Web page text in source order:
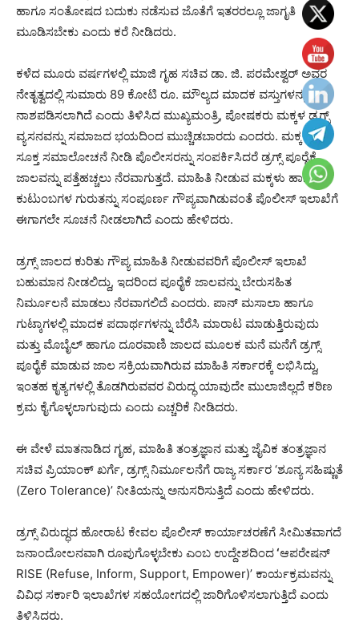
ಹಾಗೂ ಸಂತೋಷದ ಬದುಕು ನಡೆಸುವ ಜೊತೆಗೆ ಇತರರಲ್ಲೂ ಜಾಗೃತಿ
ಮೂಡಿಸಬೇಕು ಎಂದು ಕರೆ ನೀಡಿದರು.
ಕಳೆದ ಮೂರು ವರ್ಷಗಳಲ್ಲಿ ಮಾಜಿ ಗೃಹ ಸಚಿವ ಡಾ. ಜಿ. ಪರಮೇಶ್ವರ್ ಅವರ
ನೇತೃತ್ವದಲ್ಲಿ ಸುಮಾರು 89 ಕೋಟಿ ರೂ. ಮೌಲ್ಯದ ಮಾದಕ ವಸ್ತುಗಳನ್ನು
ನಾಶಪಡಿಸಲಾಗಿದೆ ಎಂದು ತಿಳಿಸಿದ ಮುಖ್ಯಮಂತ್ರಿ, ಪೋಷಕರು ಮಕ್ಕಳ ಡ್ರಗ್ಸ್
ವ್ಯಸನವನ್ನು ಸಮಾಜದ ಭಯದಿಂದ ಮುಚ್ಚಿಡಬಾರದು ಎಂದರು. ಮಕ್ಕಳಿಗೆ
ಸೂಕ್ತ ಸಮಾಲೋಚನೆ ನೀಡಿ ಪೊಲೀಸರನ್ನು ಸಂಪರ್ಕಿಸಿದರೆ ಡ್ರಗ್ಸ್ ಪೂರೈಕೆ
ಜಾಲವನ್ನು ಪತ್ತೆಹಚ್ಚಲು ನೆರವಾಗುತ್ತದೆ. ಮಾಹಿತಿ ನೀಡುವ ಮಕ್ಕಳು ಹಾಗೂ
ಕುಟುಂಬಗಳ ಗುರುತನ್ನು ಸಂಪೂರ್ಣ ಗೌಪ್ಯವಾಗಿಡುವಂತೆ ಪೊಲೀಸ್ ಇಲಾಖೆಗೆ
ಈಗಾಗಲೇ ಸೂಚನೆ ನೀಡಲಾಗಿದೆ ಎಂದು ಹೇಳಿದರು.
ಡ್ರಗ್ಸ್ ಜಾಲದ ಕುರಿತು ಗೌಪ್ಯ ಮಾಹಿತಿ ನೀಡುವವರಿಗೆ ಪೊಲೀಸ್ ಇಲಾಖೆ
ಬಹುಮಾನ ನೀಡಲಿದ್ದು, ಇದರಿಂದ ಪೂರೈಕೆ ಜಾಲವನ್ನು ಬೇರುಸಹಿತ
ನಿರ್ಮೂಲನೆ ಮಾಡಲು ನೆರವಾಗಲಿದೆ ಎಂದರು. ಪಾನ್ ಮಸಾಲಾ ಹಾಗೂ
ಗುಟ್ಕಾಗಳಲ್ಲಿ ಮಾದಕ ಪದಾರ್ಥಗಳನ್ನು ಬೆರೆಸಿ ಮಾರಾಟ ಮಾಡುತ್ತಿರುವುದು
ಮತ್ತು ಮೊಬೈಲ್ ಹಾಗೂ ದೂರವಾಣಿ ಜಾಲದ ಮೂಲಕ ಮನೆ ಮನೆಗೆ ಡ್ರಗ್ಸ್
ಪೂರೈಕೆ ಮಾಡುವ ಜಾಲ ಸಕ್ರಿಯವಾಗಿರುವ ಮಾಹಿತಿ ಸರ್ಕಾರಕ್ಕೆ ಲಭಿಸಿದ್ದು,
ಇಂತಹ ಕೃತ್ಯಗಳಲ್ಲಿ ತೊಡಗಿರುವವರ ವಿರುದ್ಧ ಯಾವುದೇ ಮುಲಾಜಿಲ್ಲದೆ ಕಠಿಣ
ಕ್ರಮ ಕೈಗೊಳ್ಳಲಾಗುವುದು ಎಂದು ಎಚ್ಚರಿಕೆ ನೀಡಿದರು.
ಈ ವೇಳೆ ಮಾತನಾಡಿದ ಗೃಹ, ಮಾಹಿತಿ ತಂತ್ರಜ್ಞಾನ ಮತ್ತು ಜೈವಿಕ ತಂತ್ರಜ್ಞಾನ
ಸಚಿವ ಪ್ರಿಯಾಂಕ್ ಖರ್ಗೆ, ಡ್ರಗ್ಸ್ ನಿರ್ಮೂಲನೆಗೆ ರಾಜ್ಯ ಸರ್ಕಾರ ‘ಶೂನ್ಯ ಸಹಿಷ್ಣುತೆ
(Zero Tolerance)’ ನೀತಿಯನ್ನು ಅನುಸರಿಸುತ್ತಿದೆ ಎಂದು ಹೇಳಿದರು.
ಡ್ರಗ್ಸ್ ವಿರುದ್ಧದ ಹೋರಾಟ ಕೇವಲ ಪೊಲೀಸ್ ಕಾರ್ಯಾಚರಣೆಗೆ ಸೀಮಿತವಾಗದೆ
ಜನಾಂದೋಲನವಾಗಿ ರೂಪುಗೊಳ್ಳಬೇಕು ಎಂಬ ಉದ್ದೇಶದಿಂದ‘ಆಪರೇಷನ್
RISE (Refuse, Inform, Support, Empower)’ ಕಾರ್ಯಕ್ರಮವನ್ನು
ವಿವಿಧ ಸರ್ಕಾರಿ ಇಲಾಖೆಗಳ ಸಹಯೋಗದಲ್ಲಿ ಜಾರಿಗೊಳಿಸಲಾಗುತ್ತಿದೆ ಎಂದು
ತಿಳಿಸಿದರು.